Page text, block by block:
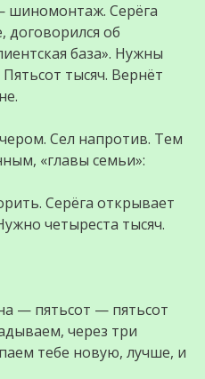
шиномонтаж. Серёга
об
база». Нужны
тысяч. Вернёт
Сел напротив. Тем
«главы семьи»:
Серёга открывает
четыреста тысяч.
— пятьсот — пятьсот
через три
тебе новую, лучше, и